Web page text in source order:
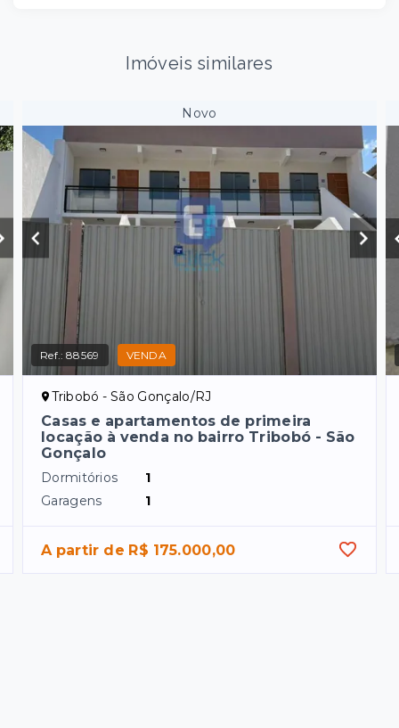
Imóveis similares
Novo
Ref.:88569 VENDA
Tribobó - São Gonçalo/RJ
Casas e apartamentos de primeira
locação à venda no bairro Tribobó - São
Gonçalo
Dormitórios
1
Garagens
1
A partir de R$ 175.000,00